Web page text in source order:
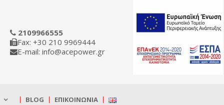
2109966555
Fax: +30 210 9969444
E-mail: info@acepower.gr
BLOG ΕΠΙΚΟΙΝΩΝΊΑ